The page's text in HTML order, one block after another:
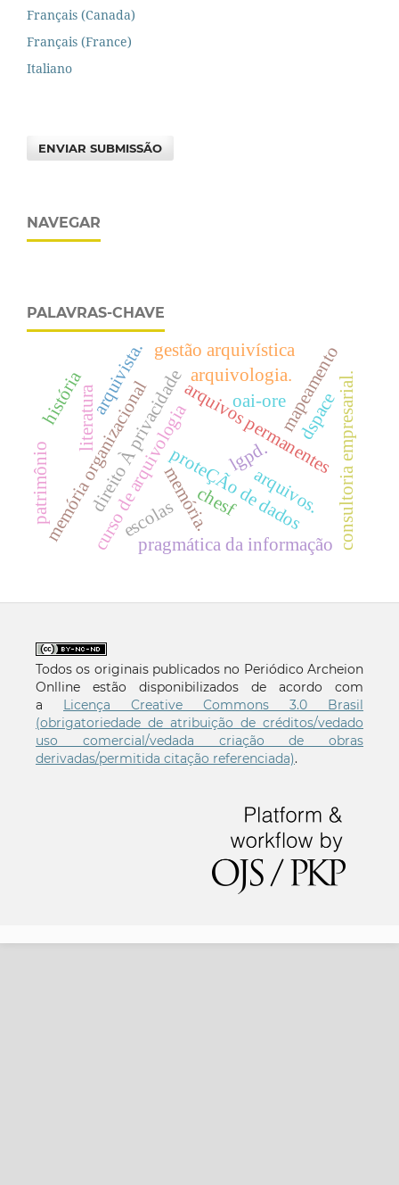
Français (Canada)
Français (France)
Italiano
ENVIAR SUBMISSÃO
NAVEGAR
PALAVRAS-CHAVE
curso de arquivologiaarquivos permanentes
proteÇÃo de dados
direito À privacidade lgpd. consultoria empresarial.
memória organizacional mapeamento
literatura
arquivista. arquivologia.
memória.
pragmática da informação
escolas
arquivos.
chesf
história
patrimônio
gestão arquivística
dspace
oai-ore
Todos os originais publicados no Periódico Archeion
Onlline estão disponibilizados de acordo com
a Licença Creative Commons 3.0 Brasil
(obrigatoriedade de atribuição de créditos/vedado
uso comercial/vedada criação de obras
derivadas/permitida citação referenciada).